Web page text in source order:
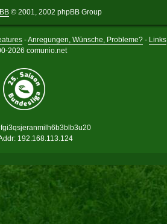
© 2001, 2002 phpBB Group
-Anregungen, Wünsche, Probleme? - Links
2026 comunio.net
192.168.113.124